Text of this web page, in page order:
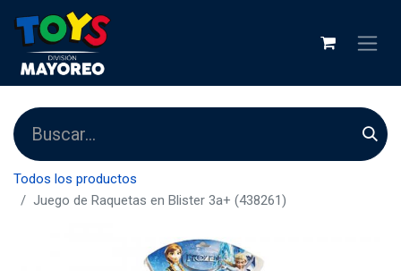
Todos los productos
Juego de Raquetas en Blister 3a+ (438261)